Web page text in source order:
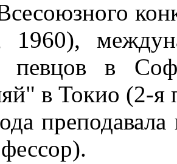
1960),
певцов в
в Токио (2-я